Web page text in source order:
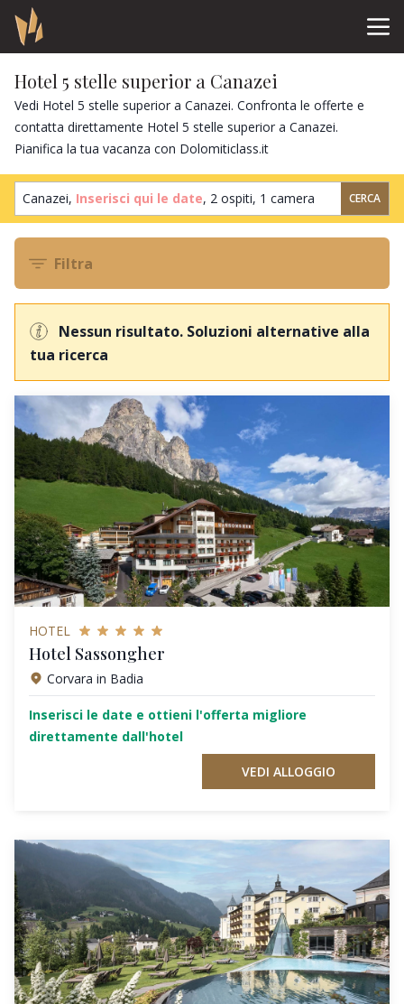
Hotel 5 stelle superior a Canazei
Vedi Hotel 5 stelle superior a Canazei. Confronta le offerte e
contatta direttamente Hotel 5 stelle superior a Canazei.
Pianifica la tua vacanza con Dolomiticlass.it
Canazei, Inserisci qui le date, 2 ospiti, 1 camera CERCA
Filtra
Nessun risultato. Soluzioni alternative alla
tua ricerca
HOTEL
Hotel Sassongher
Corvara in Badia
Inserisci le date e ottieni l'offerta migliore
direttamente dall'hotel
VEDI ALLOGGIO